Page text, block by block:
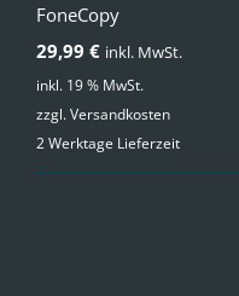
FoneCopy
29,99 € inkl. MwSt.
inkl. 19 % MwSt.
zzgl.Versandkosten
2 Werktage Lieferzeit